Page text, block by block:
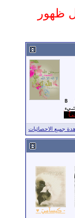
ظهور
جميع الاحصائيات
- ڪيسآميَ ♥